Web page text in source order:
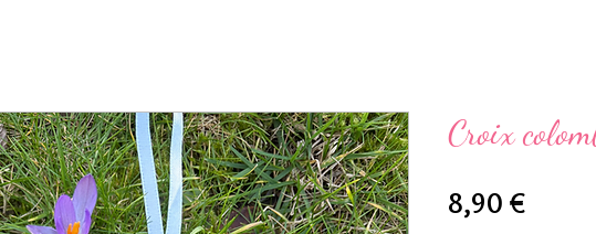
Croix
8,90 €Prix